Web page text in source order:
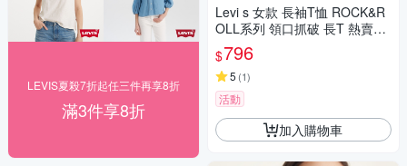
LEVIS夏殺7折起任三件再享8折
滿3件享8折
Levi s 女款 長袖T恤 ROCK&R
OLL系列 領口抓破 長T 熱賣單
品
$796
5 (1)
活動
加入購物車